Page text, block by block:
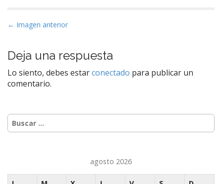
N
v
e
g
a
i
ó
e
← Imagen anterior
Deja una respuesta
Lo siento, debes estarconectado para publicar un
comentario.
Buscar:
agosto 2026